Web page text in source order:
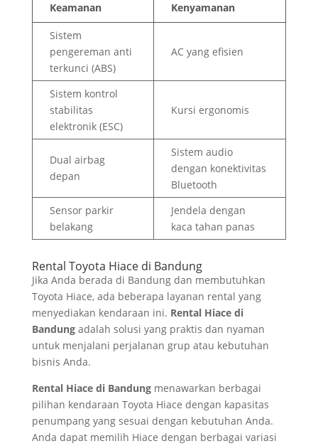
Keamanan
Kenyamanan
Sistem
pengereman anti
terkunci (ABS)
AC yang efisien
Sistem kontrol
stabilitas
elektronik (ESC)
Kursi ergonomis
Dual airbag
depan
Sistem audio
dengan konektivitas
Bluetooth
Sensor parkir
belakang
Jendela dengan
kaca tahan panas
Rental Toyota Hiace di Bandung
Jika Anda berada di Bandung dan membutuhkan
Toyota Hiace, ada beberapa layanan rental yang
menyediakan kendaraan ini. Rental Hiace di
Bandungadalah solusi yang praktis dan nyaman
untuk menjalani perjalanan grup atau kebutuhan
bisnis Anda.
Rental Hiace di Bandungmenawarkan berbagai
pilihan kendaraan Toyota Hiace dengan kapasitas
penumpang yang sesuai dengan kebutuhan Anda.
Anda dapat memilih Hiace dengan berbagai variasi